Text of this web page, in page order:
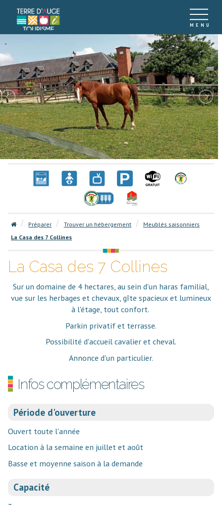
Préparer Trouver un hébergement
Meublés saisonniers
La Casa des 7 Collines
La Casa des 7 Collines
Sur un domaine de 4 hectares, au sein d'un haras familial,
vue sur les herbages et chevaux, gîte spacieux et lumineux
à l'étage, tout confort.
Parkin privatif et terrasse.
Possibilité d'accueil cavalier et cheval.
Annonce d'un particulier.
Infos complémentaires
Période d'ouverture
Ouvert toute l'année
Location à la semaine en juillet et août
Basse et moyenne saison à la demande
Capacité